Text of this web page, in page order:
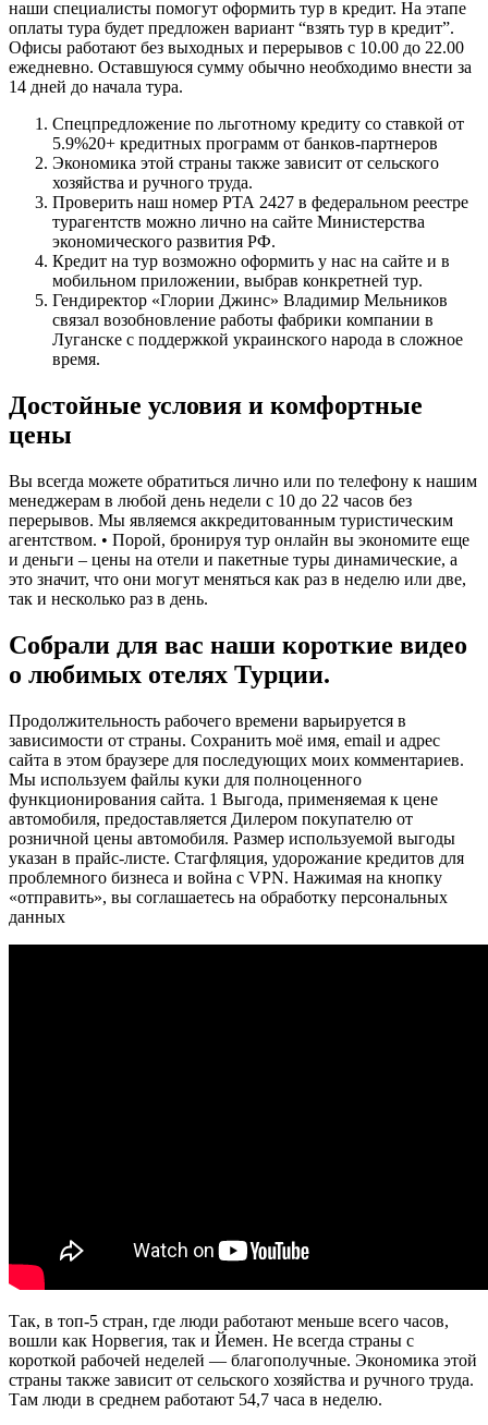
наши специалисты помогут оформить тур в кредит. На этапе
оплаты тура будет предложен вариант “взять тур в кредит”.
Офисы работают без выходных и перерывов с 10.00 до 22.00
ежедневно. Оставшуюся сумму обычно необходимо внести за
14 дней до начала тура.
Спецпредложение по льготному кредиту со ставкой от
5.9%20+ кредитных программ от банков-партнеров
Экономика этой страны также зависит от сельского
хозяйства и ручного труда.
Проверить наш номер РТА 2427 в федеральном реестре
турагентств можно лично на сайте Министерства
экономического развития РФ.
Кредит на тур возможно оформить у нас на сайте и в
мобильном приложении, выбрав конкретней тур.
Гендиректор «Глории Джинс» Владимир Мельников
связал возобновление работы фабрики компании в
Луганске с поддержкой украинского народа в сложное
время.
Достойные условия и комфортные
цены
Вы всегда можете обратиться лично или по телефону к нашим
менеджерам в любой день недели с 10 до 22 часов без
перерывов. Мы являемся аккредитованным туристическим
агентством. • Порой, бронируя тур онлайн вы экономите еще
и деньги – цены на отели и пакетные туры динамические, а
это значит, что они могут меняться как раз в неделю или две,
так и несколько раз в день.
Собрали для вас наши короткие видео
о любимых отелях Турции.
Продолжительность рабочего времени варьируется в
зависимости от страны. Сохранить моё имя, email и адрес
сайта в этом браузере для последующих моих комментариев.
Мы используем файлы куки для полноценного
функционирования сайта. 1 Выгода, применяемая к цене
автомобиля, предоставляется Дилером покупателю от
розничной цены автомобиля. Размер используемой выгоды
указан в прайс-листе. Стагфляция, удорожание кредитов для
проблемного бизнеса и война с VPN. Нажимая на кнопку
«отправить», вы соглашаетесь на обработку персональных
данных
Так, в топ-5 стран, где люди работают меньше всего часов,
вошли как Норвегия, так и Йемен. Не всегда страны с
короткой рабочей неделей — благополучные. Экономика этой
страны также зависит от сельского хозяйства и ручного труда.
Там люди в среднем работают 54,7 часа в неделю.